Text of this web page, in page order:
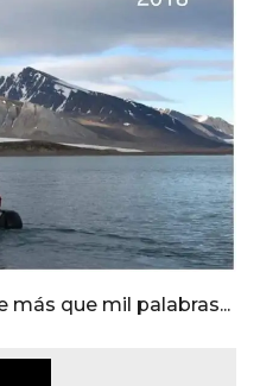
más que mil palabras...